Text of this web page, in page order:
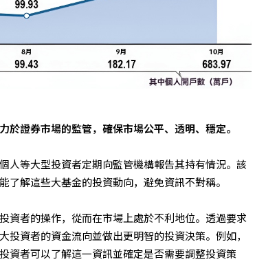
證券市場的監管，確保市場公平、透明、穩定。
人等大型投資者定期向監管機構報告其持有情況。該
解這些大基金的投資動向，避免資訊不對稱。
資者的操作，從而在市場上處於不利地位。透過要求
資者的資金流向並做出更明智的投資決策。例如，
資者可以了解這一資訊並確定是否需要調整投資策